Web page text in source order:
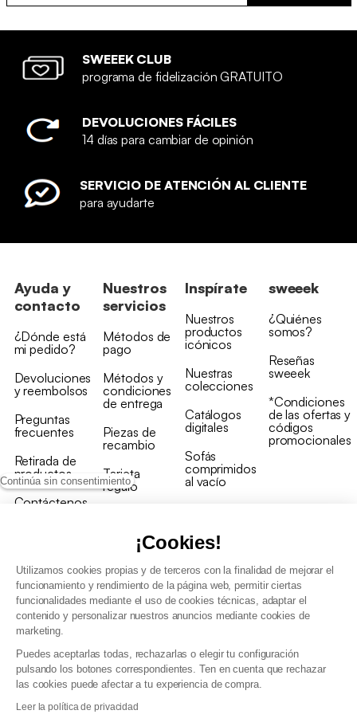
Continúa sin consentimiento
¡Cookies!
Utilizamos cookies propias y de terceros con la finalidad de mejorar el
funcionamiento y rendimiento de la página web, permitir ciertas
funcionalidades mediante el uso de cookies técnicas, adaptar el
contenido y personalizar nuestros anuncios mediante cookies de
marketing.
Puedes aceptarlas todas, rechazarlas o elegir tu configuración
pulsando los botones correspondientes. Ten en cuenta que rechazar
las cookies puede afectar a tu experiencia de compra.
Leer la política de privacidad
SWEEEK CLUB
programa de fidelización GRATUITO
DEVOLUCIONES FÁCILES
14 días para cambiar de opinión
SERVICIO DE ATENCIÓN AL CLIENTE
para ayudarte
Ayuda y
contacto
¿Dónde está
mi pedido?
Devoluciones
y reembolsos
Preguntas
frecuentes
Retirada de
productos
Contáctenos
Nuestros
servicios
Métodos de
pago
Métodos y
condiciones
de entrega
Piezas de
recambio
Tarjeta
regalo
Inspírate
Nuestros
productos
icónicos
Nuestras
colecciones
Catálogos
digitales
Sofás
comprimidos
al vacío
sweeek
¿Quiénes
somos?
Reseñas
sweeek
*Condiciones
de las ofertas y
códigos
promocionales
Política de gestión de datos personales y cookies
Condiciones generales de Venta Profesional
Declaración de accesibilidad